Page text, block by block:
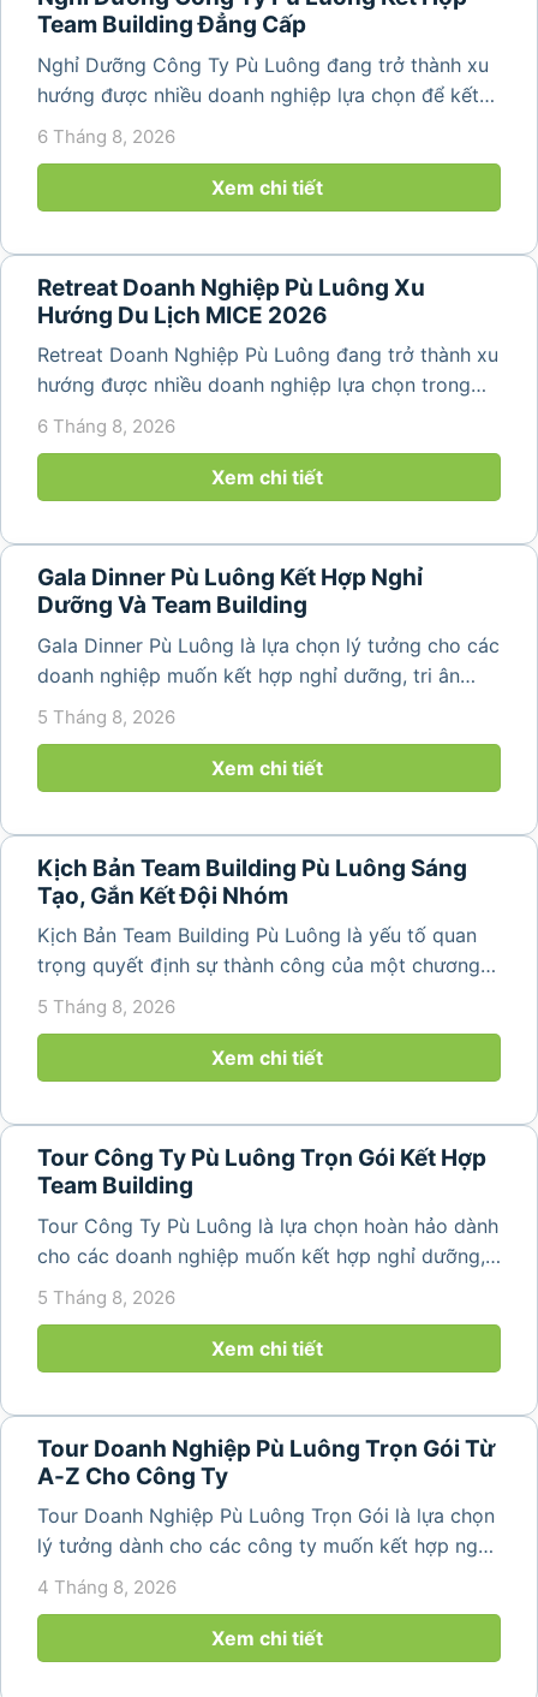
Team Building Đẳng Cấp
Nghỉ Dưỡng Công Ty Pù Luông đang trở thành xu
hướng được nhiều doanh nghiệp lựa chọn để kết
hợp giữa nghỉ ngơi, tái tạo năng lượng và xây
dựng tinh thần đồng đội. Thay vì những chuyến du
lịch đơn thuần, nhiều công ty...
6 Tháng 8, 2026
Xem chi tiết
Retreat Doanh Nghiệp Pù Luông Xu
Hướng Du Lịch MICE 2026
Retreat Doanh Nghiệp Pù Luông đang trở thành xu
hướng được nhiều doanh nghiệp lựa chọn trong
năm 2026 khi nhu cầu kết hợp nghỉ dưỡng, hội
mang đến khoảng thời gian thư giãn...
6 Tháng 8, 2026
Xem chi tiết
Gala Dinner Pù Luông Kết Hợp Nghỉ
Dưỡng Và Team Building
Gala Dinner Pù Luông là lựa chọn lý tưởng cho các
doanh nghiệp muốn kết hợp nghỉ dưỡng, tri ân
nhân viên và xây dựng tinh thần đồng đội trong
không gian thiên nhiên yên bình. Với khung cảnh
núi rừng hùng vĩ, không khí...
5 Tháng 8, 2026
Xem chi tiết
Kịch Bản Team Building Pù Luông Sáng
Tạo, Gắn Kết Đội Nhóm
Kịch Bản Team Building Pù Luông là yếu tố quan
trọng quyết định sự thành công của một chương
trình du lịch doanh nghiệp. Một kịch bản được xây
giây vui vẻ, sôi động mà còn...
5 Tháng 8, 2026
Xem chi tiết
Tour Công Ty Pù Luông Trọn Gói Kết Hợp
Team Building
Tour Công Ty Pù Luông là lựa chọn hoàn hảo dành
cho các doanh nghiệp muốn kết hợp nghỉ dưỡng,
team building và gắn kết tập thể trong không gian
thiên nhiên trong lành. Chỉ cách Hà Nội và Thanh
Hóa vài giờ di chuyển,...
5 Tháng 8, 2026
Xem chi tiết
Tour Doanh Nghiệp Pù Luông Trọn Gói Từ
A-Z Cho Công Ty
Tour Doanh Nghiệp Pù Luông Trọn Gói là lựa chọn
lý tưởng dành cho các công ty muốn kết hợp nghỉ
dưỡng, gắn kết đội ngũ và tái tạo năng lượng sau
thiên nhiên trong lành,...
4 Tháng 8, 2026
Xem chi tiết